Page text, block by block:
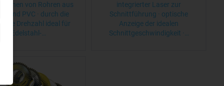
von Rohren aus
und PVC · durch die
Drehzahl ideal für
Edelstahl-…
integrierter Laser zur
Schnittführung · optische
Anzeige der idealen
Schnittgeschwindigkeit ·…